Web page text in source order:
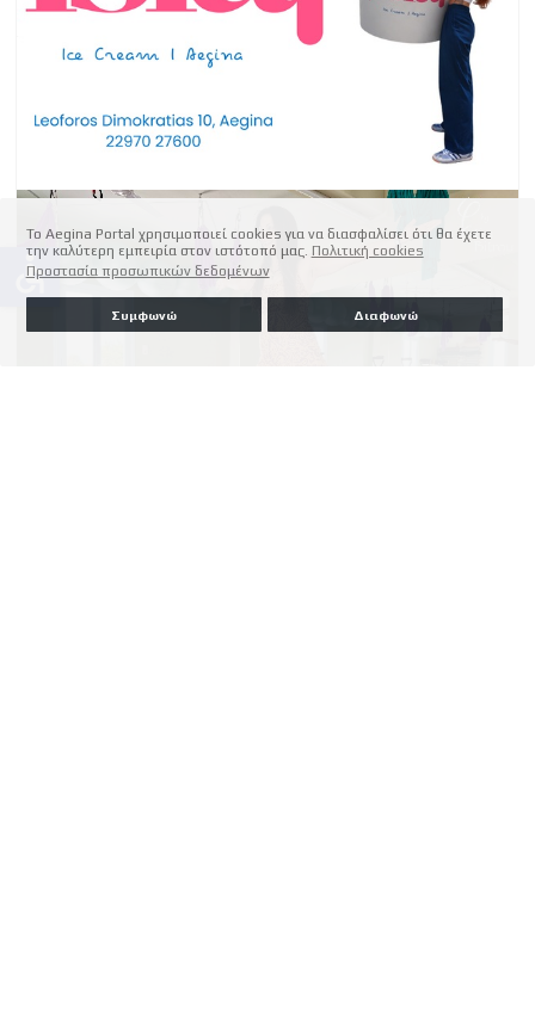
Το Aegina Portal χρησιμοποιεί cookies για να διασφαλίσει ότι θα έχετε
την καλύτερη εμπειρία στον ιστότοπό μας. Πολιτική cookies
Προστασία προσωπικών δεδομένων
Συμφωνώ Διαφωνώ
accessible